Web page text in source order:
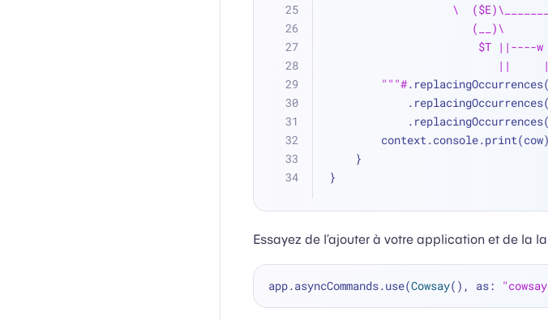
                   \  ($E)\_______
(__)\
$T
||
        """#
        context.console.print(cow)
    }
}
Essayez de l’ajouter à votre application et de la
app.asyncCommands.use(Cowsay(), as: